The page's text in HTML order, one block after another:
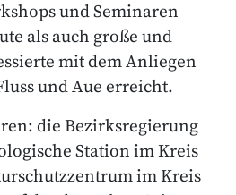
und Seminaren
als auch große und
mit dem Anliegen
und Aue erreicht.
die Bezirksregierung
Station im Kreis
im Kreis